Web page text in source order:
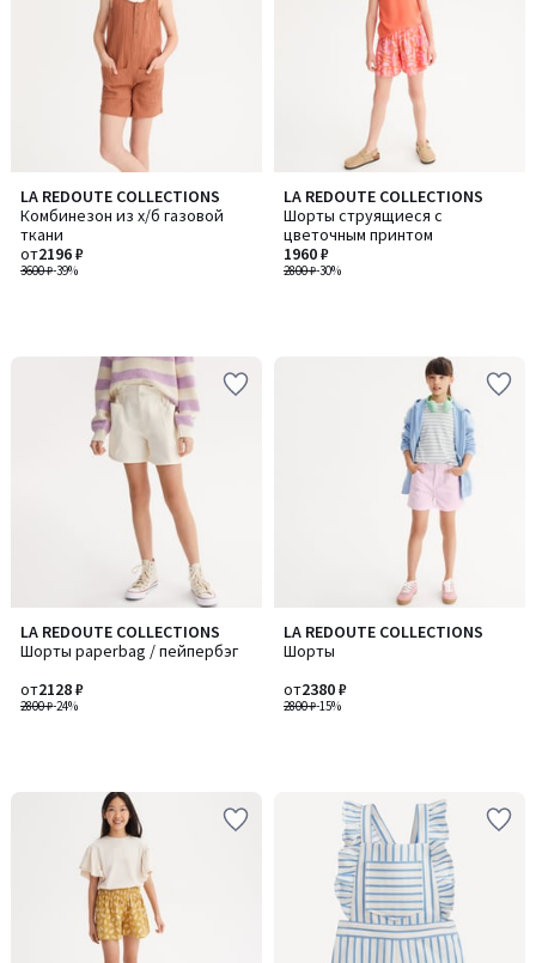
LA REDOUTE COLLECTIONS
Комбинезон из х/б газовой
ткани
3600 ₽-39%
от2196 ₽
LA REDOUTE COLLECTIONS
Шорты струящиеся с
цветочным принтом
2800 ₽-30%
1960 ₽
LA REDOUTE COLLECTIONS
Шорты paperbag / пейпербэг
2800 ₽-24%
от2128 ₽
LA REDOUTE COLLECTIONS
Шорты
2800 ₽-15%
от2380 ₽